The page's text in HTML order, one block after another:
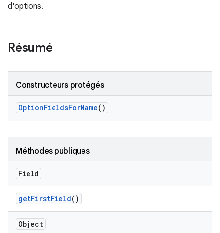
d'options.
Résumé
Constructeurs protégés
OptionFieldsForName()
Méthodes publiques
Field
getFirstField()
Object